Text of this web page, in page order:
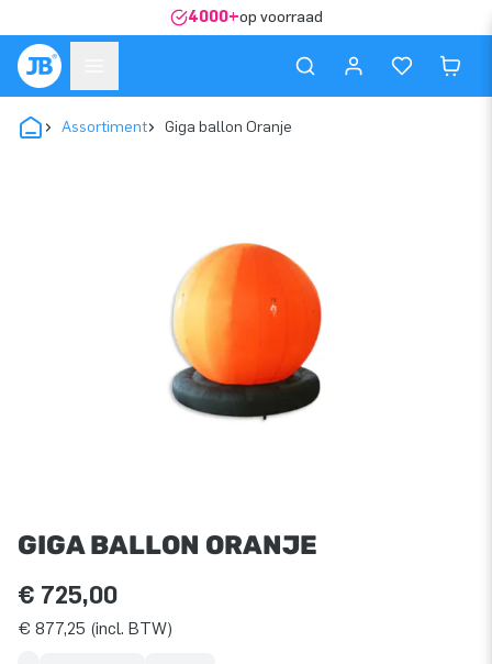
4000+op voorraad
Assortiment Giga ballon Oranje
GIGA BALLON ORANJE
€ 725,00
€ 877,25 (incl. BTW)